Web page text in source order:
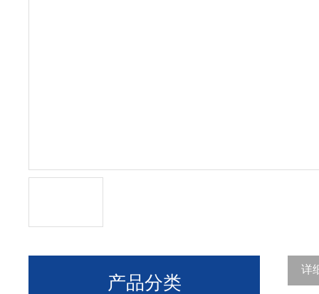
产品分类
详